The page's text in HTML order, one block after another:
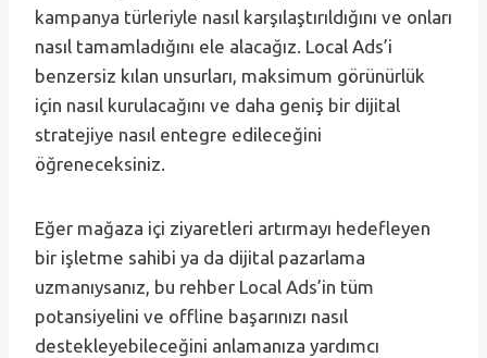
kampanya türleriyle nasıl karşılaştırıldığını ve onları
nasıl tamamladığını ele alacağız. Local Ads’i
benzersiz kılan unsurları, maksimum görünürlük
için nasıl kurulacağını ve daha geniş bir dijital
stratejiye nasıl entegre edileceğini
öğreneceksiniz.
Eğer mağaza içi ziyaretleri artırmayı hedefleyen
bir işletme sahibi ya da dijital pazarlama
uzmanıysanız, bu rehber Local Ads’in tüm
potansiyelini ve offline başarınızı nasıl
destekleyebileceğini anlamanıza yardımcı